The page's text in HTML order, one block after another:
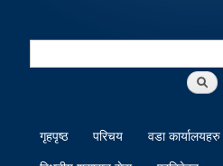
Search
गृहपृष्ठ परिचय वडा कार्यालयहरु